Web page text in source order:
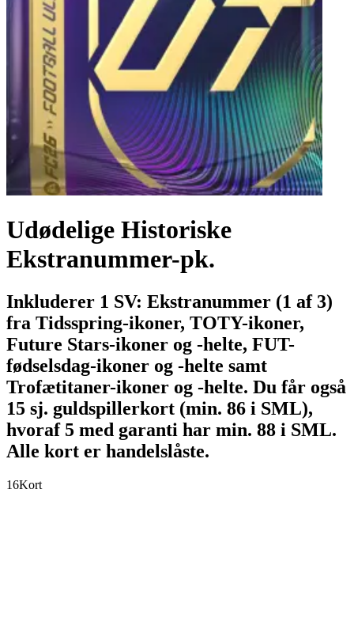
Udødelige Historiske
Ekstranummer-pk.
Inkluderer 1 SV: Ekstranummer (1 af 3)
fra Tidsspring-ikoner, TOTY-ikoner,
Future Stars-ikoner og -helte, FUT-
fødselsdag-ikoner og -helte samt
Trofætitaner-ikoner og -helte. Du får også
15 sj. guldspillerkort (min. 86 i SML),
hvoraf 5 med garanti har min. 88 i SML.
Alle kort er handelslåste.
16Kort